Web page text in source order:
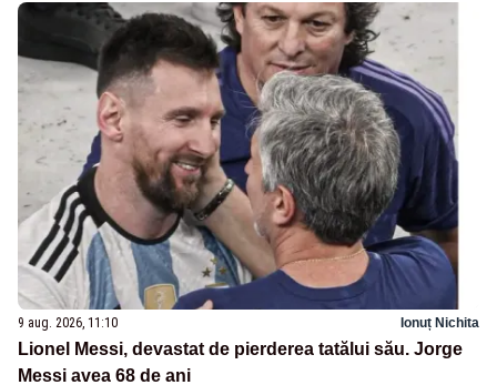
9 aug. 2026, 11:10 Ionuț Nichita
Lionel Messi, devastat de pierderea tatălui său. Jorge
Messi avea 68 de ani